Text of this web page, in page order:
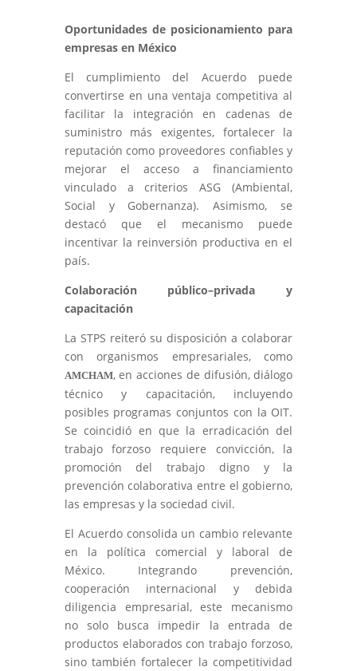
Oportunidades de posicionamiento para
empresas en México
El cumplimiento del Acuerdo puede
convertirse en una ventaja competitiva al
facilitar la integración en cadenas de
suministro más exigentes, fortalecer la
reputación como proveedores confiables y
mejorar el acceso a financiamiento
vinculado a criterios ASG (Ambiental,
Social y Gobernanza). Asimismo, se
destacó que el mecanismo puede
incentivar la reinversión productiva en el
país.
Colaboración público–privada y
capacitación
La STPS reiteró su disposición a colaborar
con organismos empresariales, como
AMCHAM, en acciones de difusión, diálogo
técnico y capacitación, incluyendo
posibles programas conjuntos con la OIT.
Se coincidió en que la erradicación del
trabajo forzoso requiere convicción, la
promoción del trabajo digno y la
prevención colaborativa entre el gobierno,
las empresas y la sociedad civil.
El Acuerdo consolida un cambio relevante
en la política comercial y laboral de
México. Integrando prevención,
cooperación internacional y debida
diligencia empresarial, este mecanismo
no solo busca impedir la entrada de
productos elaborados con trabajo forzoso,
sino también fortalecer la competitividad